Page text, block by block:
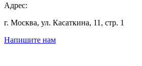
Адрес:
г. Москва, ул. Касаткина, 11, стр. 1
Напишите нам